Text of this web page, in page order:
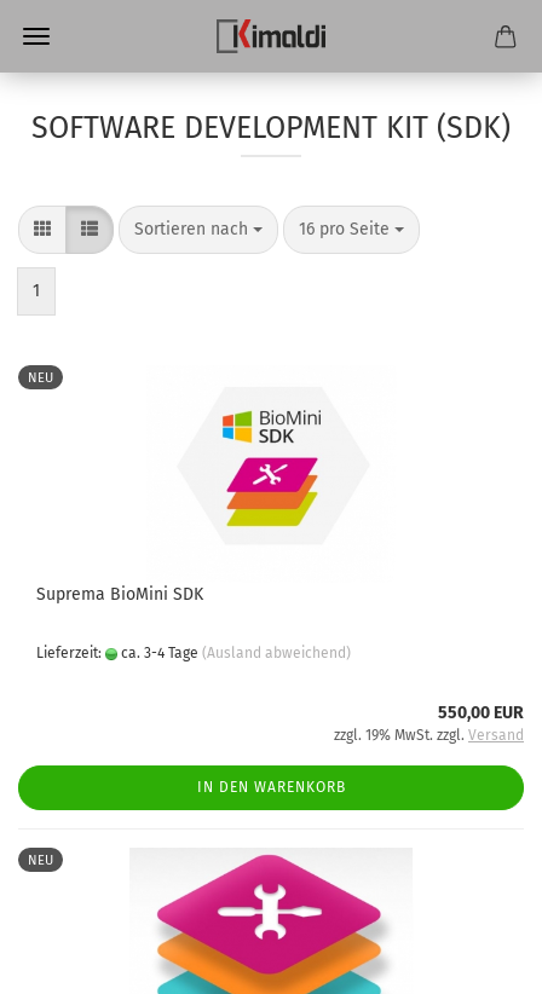
SOFTWARE DEVELOPMENT KIT (SDK)
Sortieren nach
Sortieren nach 16 pro Seite
pro Seite
1
NEU
Suprema BioMini SDK
Lieferzeit: ca. 3-4 Tage (Ausland abweichend)
550,00 EUR
zzgl. 19% MwSt. zzgl. Versand
IN DEN WARENKORB
NEU